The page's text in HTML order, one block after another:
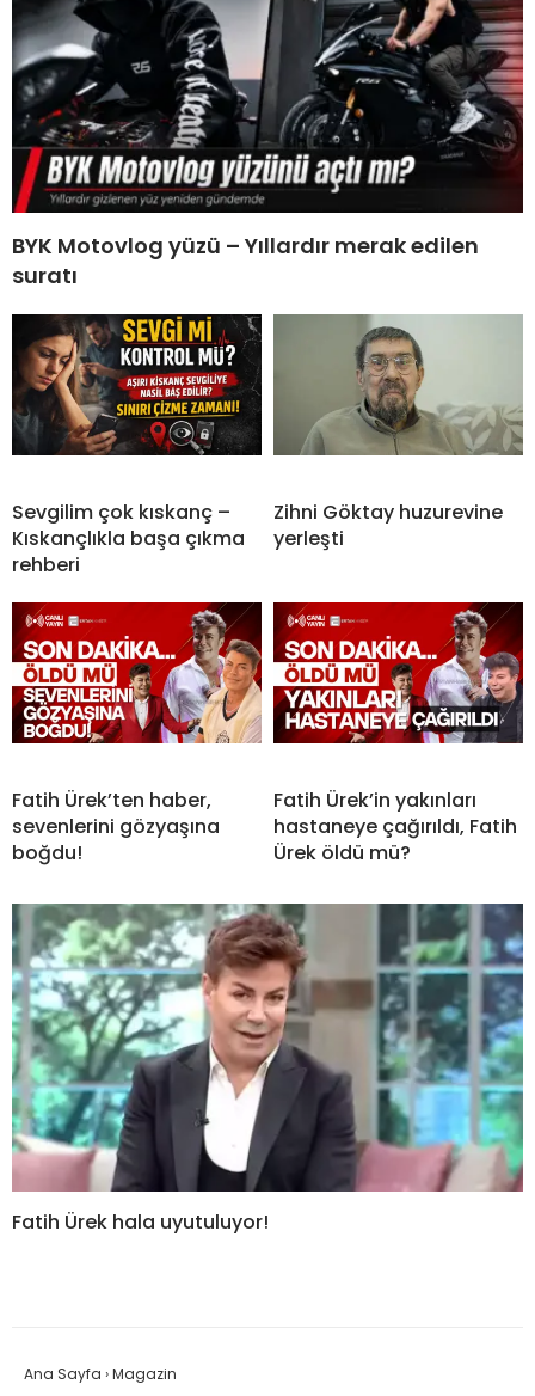
BYK Motovlog yüzü – Yıllardır merak edilen
suratı
Sevgilim çok kıskanç –
Kıskançlıkla başa çıkma
rehberi
Zihni Göktay huzurevine
yerleşti
Fatih Ürek’ten haber,
sevenlerini gözyaşına
boğdu!
Fatih Ürek’in yakınları
hastaneye çağırıldı, Fatih
Ürek öldü mü?
Fatih Ürek hala uyutuluyor!
Ana Sayfa ›Magazin